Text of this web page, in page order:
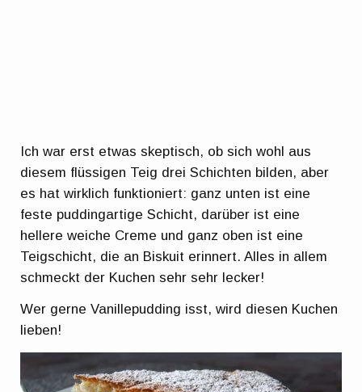
Ich war erst etwas skeptisch, ob sich wohl aus
diesem flüssigen Teig drei Schichten bilden, aber
es hat wirklich funktioniert: ganz unten ist eine
feste puddingartige Schicht, darüber ist eine
hellere weiche Creme und ganz oben ist eine
Teigschicht, die an Biskuit erinnert. Alles in allem
schmeckt der Kuchen sehr sehr lecker!
Wer gerne Vanillepudding isst, wird diesen Kuchen
lieben!